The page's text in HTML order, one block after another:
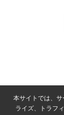
本サイトでは、
ライズ、トラフ